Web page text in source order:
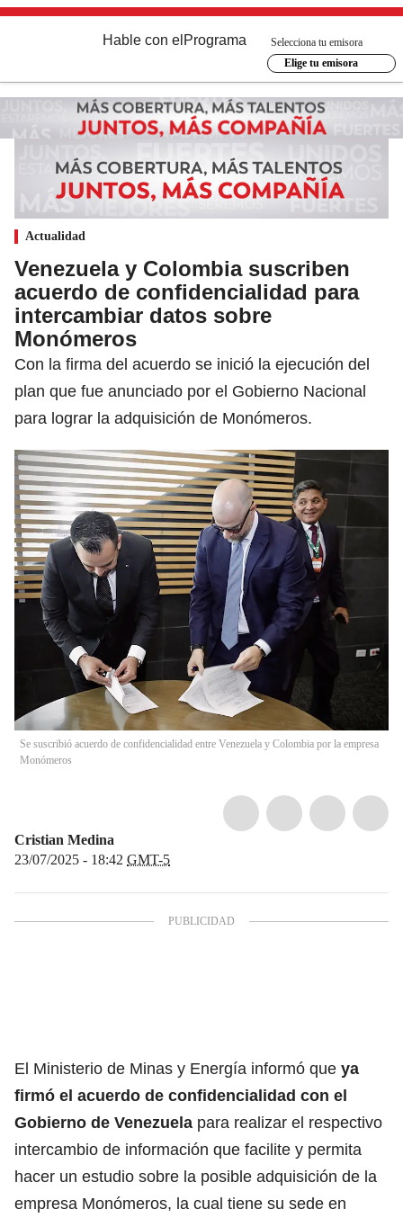
Hable con el Programa
Selecciona tu emisora
Elige tu emisora
Actualidad
Venezuela y Colombia suscriben
acuerdo de confidencialidad para
intercambiar datos sobre
Monómeros
Con la firma del acuerdo se inició la ejecución del
plan que fue anunciado por el Gobierno Nacional
para lograr la adquisición de Monómeros.
Se suscribió acuerdo de confidencialidad entre Venezuela y Colombia por la empresa
Monómeros
Cristian Medina
23/07/2025 - 18:42 GMT-5
El Ministerio de Minas y Energía informó que ya
firmó el acuerdo de confidencialidad con el
Gobierno de Venezuela para realizar el respectivo
intercambio de información que facilite y permita
hacer un estudio sobre la posible adquisición de la
empresa Monómeros, la cual tiene su sede en